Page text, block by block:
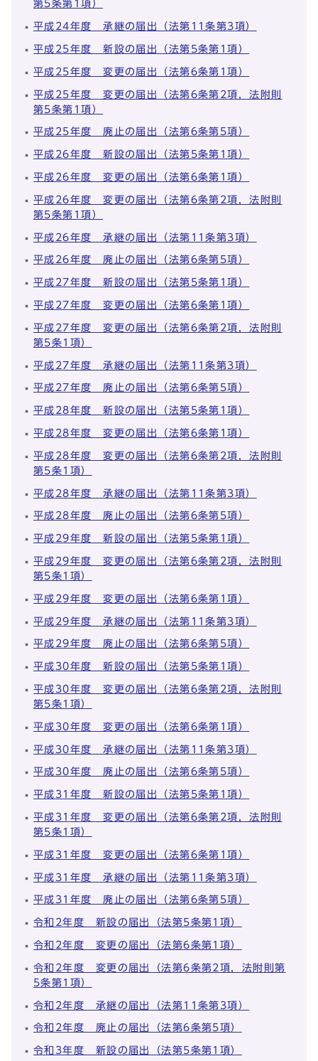
第5条第1項）
平成24年度 承継の届出（法第11条第3項）
平成25年度 新設の届出（法第5条第1項）
平成25年度 変更の届出（法第6条第1項）
平成25年度 変更の届出（法第6条第2項，法附則
第5条第1項）
平成25年度 廃止の届出（法第6条第5項）
平成26年度 新設の届出（法第5条第1項）
平成26年度 変更の届出（法第6条第1項）
平成26年度 変更の届出（法第6条第2項，法附則
第5条第1項）
平成26年度 承継の届出（法第11条第3項）
平成26年度 廃止の届出（法第6条第5項）
平成27年度 新設の届出（法第5条第1項）
平成27年度 変更の届出（法第6条第1項）
平成27年度 変更の届出（法第6条第2項，法附則
第5条1項）
平成27年度 承継の届出（法第11条第3項）
平成27年度 廃止の届出（法第6条第5項）
平成28年度 新設の届出（法第5条第1項）
平成28年度 変更の届出（法第6条第1項）
平成28年度 変更の届出（法第6条第2項，法附則
第5条1項）
平成28年度 承継の届出（法第11条第3項）
平成28年度 廃止の届出（法第6条第5項）
平成29年度 新設の届出（法第5条第1項）
平成29年度 変更の届出（法第6条第2項，法附則
第5条1項）
平成29年度 変更の届出（法第6条第1項）
平成29年度 承継の届出（法第11条第3項）
平成29年度 廃止の届出（法第6条第5項）
平成30年度 新設の届出（法第5条第1項）
平成30年度 変更の届出（法第6条第2項，法附則
第5条1項）
平成30年度 変更の届出（法第6条第1項）
平成30年度 承継の届出（法第11条第3項）
平成30年度 廃止の届出（法第6条第5項）
平成31年度 新設の届出（法第5条第1項）
平成31年度 変更の届出（法第6条第2項，法附則
第5条1項）
平成31年度 変更の届出（法第6条第1項）
平成31年度 承継の届出（法第11条第3項）
平成31年度 廃止の届出（法第6条第5項）
令和2年度 新設の届出（法第5条第1項）
令和2年度 変更の届出（法第6条第1項）
令和2年度 変更の届出（法第6条第2項，法附則第
5条第1項）
令和2年度 承継の届出（法第11条第3項）
令和2年度 廃止の届出（法第6条第5項）
令和3年度 新設の届出（法第5条第1項）